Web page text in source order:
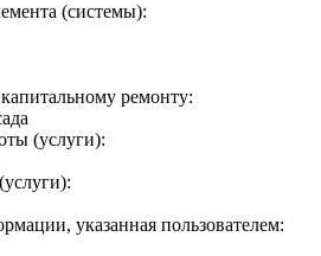
(системы):
ремонту:
(услуги):
указанная пользователем: